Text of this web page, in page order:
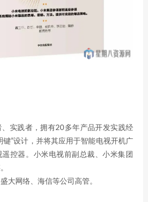
实践者，拥有20多年产品开发实践经
键”设计，并将其应用于智能电视开机广
控器。小米电视前副总裁、小米集团
大网络、海信等公司高管。